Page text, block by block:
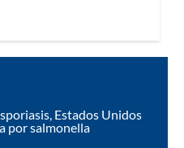
Estados Unidos
por salmonella